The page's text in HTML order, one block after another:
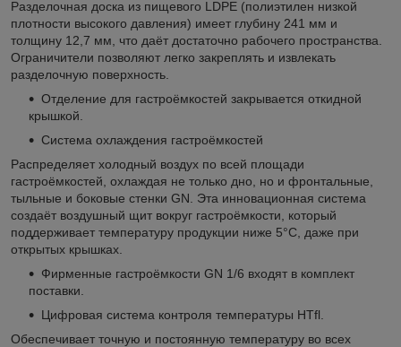
Разделочная доска из пищевого LDPE (полиэтилен низкой
плотности высокого давления) имеет глубину 241 мм и
толщину 12,7 мм, что даёт достаточно рабочего пространства.
Ограничители позволяют легко закреплять и извлекать
разделочную поверхность.
Отделение для гастроёмкостей закрывается откидной
крышкой.
Система охлаждения гастроёмкостей
Распределяет холодный воздух по всей площади
гастроёмкостей, охлаждая не только дно, но и фронтальные,
тыльные и боковые стенки GN. Эта инновационная система
создаёт воздушный щит вокруг гастроёмкости, который
поддерживает температуру продукции ниже 5°С, даже при
открытых крышках.
Фирменные гастроёмкости GN 1/6 входят в комплект
поставки.
Цифровая система контроля температуры HTfl.
Обеспечивает точную и постоянную температуру во всех